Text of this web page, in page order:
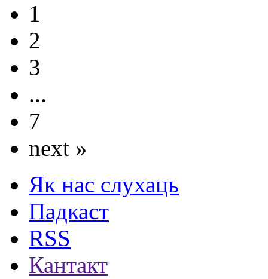
1
2
3
...
7
next »
Як нас слухаць
Падкаст
RSS
Кантакт